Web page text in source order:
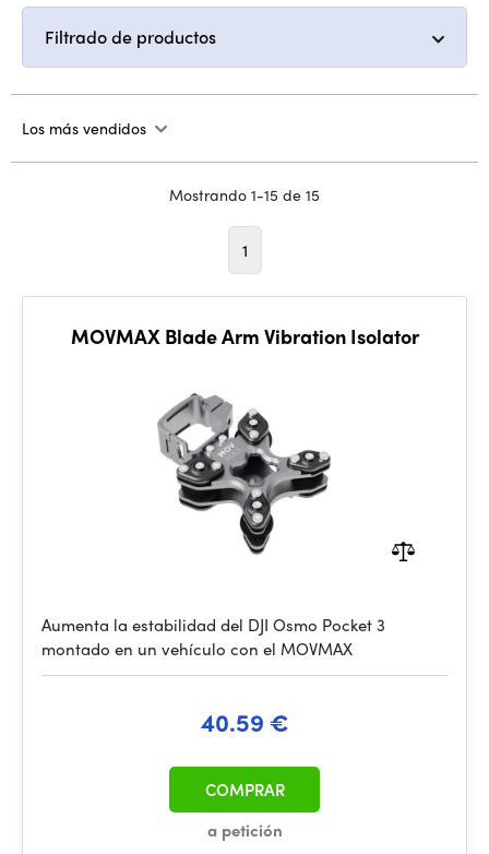
Filtrado de productos
Los más vendidos
Mostrando 1-15 de 15
1
MOVMAX Blade Arm Vibration Isolator
Aumenta la estabilidad del DJI Osmo Pocket 3
montado en un vehículo con el MOVMAX
40.59 €
a petición
COMPRAR